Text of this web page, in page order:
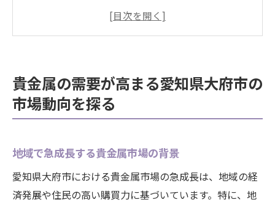
大府市の貴金属取引の変化とその要因
貴金属市場拡大の鍵となる要素は何か
地元市場での貴金属の成長と変化する需要とは
近年の市場成長を支える要因
貴金属製品の人気が上昇する理由
地元企業が提供するサービスの変化
貴金属の需要が高まる愛知県大府市の
市場動向を探る
地域で急成長する貴金属市場の背景
愛知県大府市における貴金属市場の急成長は、地域の経
済発展や住民の高い購買力に基づいています。特に、地